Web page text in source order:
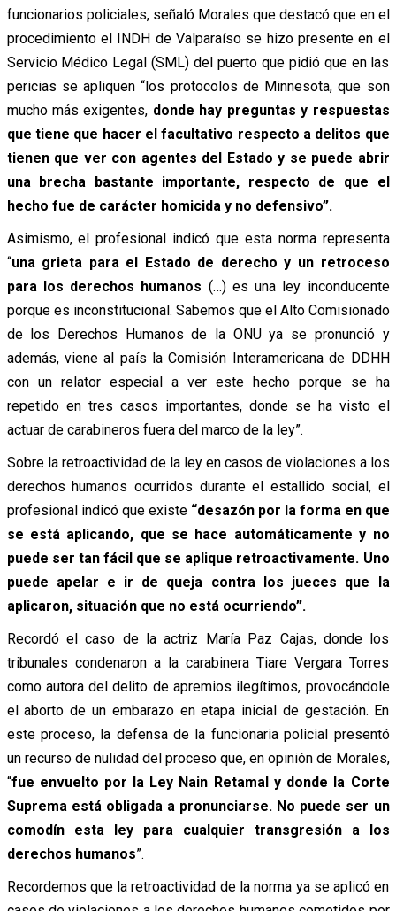
funcionarios policiales, señaló Morales que destacó que en el
procedimiento el INDH de Valparaíso se hizo presente en el
Servicio Médico Legal (SML) del puerto que pidió que en las
pericias se apliquen “los protocolos de Minnesota, que son
mucho más exigentes, donde hay preguntas y respuestas
que tiene que hacer el facultativo respecto a delitos que
tienen que ver con agentes del Estado y se puede abrir
una brecha bastante importante, respecto de que el
hecho fue de carácter homicida y no defensivo”.
Asimismo, el profesional indicó que esta norma representa
“una grieta para el Estado de derecho y un retroceso
para los derechos humanos (…) es una ley inconducente
porque es inconstitucional. Sabemos que el Alto Comisionado
de los Derechos Humanos de la ONU ya se pronunció y
además, viene al país la Comisión Interamericana de DDHH
con un relator especial a ver este hecho porque se ha
repetido en tres casos importantes, donde se ha visto el
actuar de carabineros fuera del marco de la ley”.
Sobre la retroactividad de la ley en casos de violaciones a los
derechos humanos ocurridos durante el estallido social, el
profesional indicó que existe “desazón por la forma en que
se está aplicando, que se hace automáticamente y no
puede ser tan fácil que se aplique retroactivamente. Uno
puede apelar e ir de queja contra los jueces que la
aplicaron, situación que no está ocurriendo”.
Recordó el caso de la actriz María Paz Cajas, donde los
tribunales condenaron a la carabinera Tiare Vergara Torres
como autora del delito de apremios ilegítimos, provocándole
el aborto de un embarazo en etapa inicial de gestación. En
este proceso, la defensa de la funcionaria policial presentó
un recurso de nulidad del proceso que, en opinión de Morales,
“fue envuelto por la Ley Nain Retamal y donde la Corte
Suprema está obligada a pronunciarse. No puede ser un
comodín esta ley para cualquier transgresión a los
derechos humanos”.
Recordemos que la retroactividad de la norma ya se aplicó en